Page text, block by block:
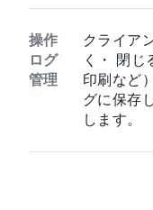
操作
ログ
管理
クライア
く・ 閉じ
印刷など
グに保存
します。